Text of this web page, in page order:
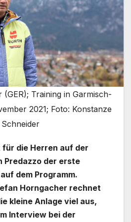
Training in Garmisch-
2021; Foto: Konstanze
Schneider
die Herren auf der
Predazzo der erste
dem Programm.
Horngacher rechnet
kleine Anlage viel aus,
Interview bei der